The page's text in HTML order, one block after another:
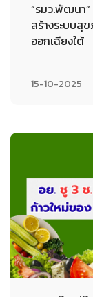
“รมว.พัฒนา”
สร้างระบบสุ
ออกเฉียงใต้
15-10-2025